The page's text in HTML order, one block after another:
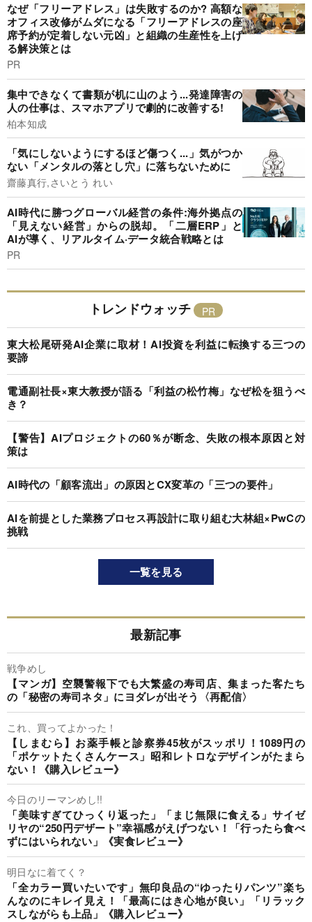
なぜ「フリーアドレス」は失敗するのか? 高額な
オフィス改修がムダになる「フリーアドレスの座
席予約が定着しない元凶」と組織の生産性を上げ
る解決策とは
PR
集中できなくて書類が机に山のよう...発達障害の
人の仕事は、スマホアプリで劇的に改善する!
柏本知成
「気にしないようにするほど傷つく...」気がつか
ない「メンタルの落とし穴」に落ちないために
齋藤真行,さいとう れい
AI時代に勝つグローバル経営の条件:海外拠点の
「見えない経営」からの脱却。「二層ERP」と
AIが導く、リアルタイム·データ統合戦略とは
PR
トレンドウォッチ
東大松尾研発AI企業に取材！AI投資を利益に転換する三つの
要諦
電通副社長×東大教授が語る「利益の松竹梅」なぜ松を狙うべ
き？
【警告】AIプロジェクトの60％が断念、失敗の根本原因と対
策は
AI時代の「顧客流出」の原因とCX変革の「三つの要件」
AIを前提とした業務プロセス再設計に取り組む大林組×PwCの
挑戦
一覧を見る
最新記事
戦争めし
【マンガ】空襲警報下でも大繁盛の寿司店、集まった客たち
の「秘密の寿司ネタ」にヨダレが出そう〈再配信〉
これ、買ってよかった！
【しまむら】お薬手帳と診察券45枚がスッポリ！1089円の
「ポケットたくさんケース」昭和レトロなデザインがたまら
ない！《購入レビュー》
今日のリーマンめし!!
「美味すぎてひっくり返った」「まじ無限に食える」サイゼ
リヤの“250円デザート”幸福感がえげつない！「行ったら食べ
ずにはいられない」《実食レビュー》
明日なに着てく？
「全カラー買いたいです」無印良品の“ゆったりパンツ”楽ち
んなのにキレイ見え！「最高にはき心地が良い」「リラック
スしながらも上品」《購入レビュー》